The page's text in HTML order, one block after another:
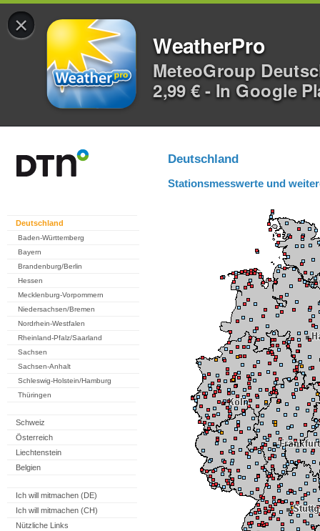
×
WeatherPro
MeteoGroup
2,99 € - In Google
Deutschland
Baden-Württemberg
Bayern
Brandenburg/Berlin
Hessen
Mecklenburg-Vorpommern
Niedersachsen/Bremen
Nordrhein-Westfalen
Rheinland-Pfalz/Saarland
Sachsen
Sachsen-Anhalt
Schleswig-Holstein/Hamburg
Thüringen
Schweiz
Österreich
Liechtenstein
Belgien
Ich will mitmachen (DE)
Ich will mitmachen (CH)
Nützliche Links
Deutschland
Stationsmesswerte und